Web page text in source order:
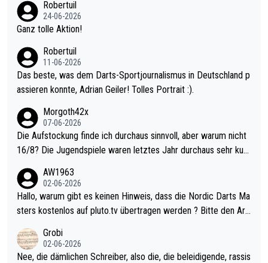
mal 40+ erst recht. Da gewinnst keinen Blumentopf - ist ja noc
h krasser wie ein Pokalspiel eines Kreisligisten vs einem Bund
Robertuil
24-06-2026
Ganz tolle Aktion!
Robertuil
11-06-2026
Das beste, was dem Darts-Sportjournalismus in Deutschland p
assieren konnte, Adrian Geiler! Tolles Portrait :).
Morgoth42x
07-06-2026
Die Aufstockung finde ich durchaus sinnvoll, aber warum nicht
16/8? Die Jugendspiele waren letztes Jahr durchaus sehr kurz
Allerdings ist Mitchell Lawrie als Nummer 1 der Welt eh qualifi
ziert. Somit ändert die automatische Qualifikation des Weltmei
sters erstmal nichts. Ich denke sie wollen damit für nächstes J
ohl wenig WDF Turniere spielen. Dies war bei Archie Self letzt
es Jahr der Fall. Er musste als amtierender Weltmeister durch
AW1963
02-06-2026
Hallo, warum gibt es keinen Hinweis, dass die Nordic Darts Ma
sters kostenlos auf pluto.tv übertragen werden ? Bitte den Arti
Grobi
02-06-2026
Nee, die dämlichen Schreiber, also die, die beleidigende, rassis